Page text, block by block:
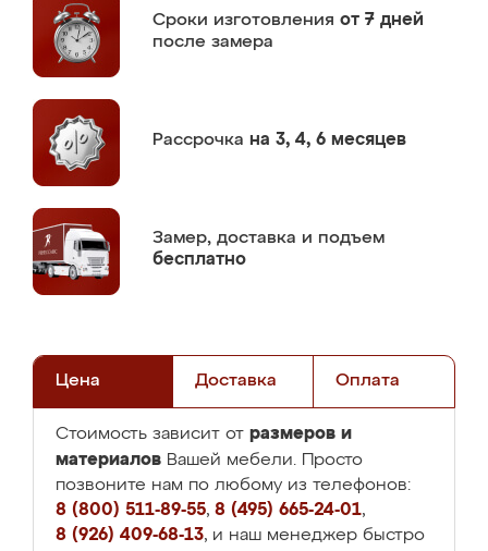
Сроки изготовления от 7 дней
после замера
Рассрочка на 3, 4, 6 месяцев
Замер, доставка и подъем
бесплатно
Цена Доставка Оплата
Стоимость зависит от размеров и
материалов Вашей мебели. Просто
позвоните нам по любому из телефонов:
8 (800) 511-89-55, 8 (495) 665-24-01,
8 (926) 409-68-13, и наш менеджер быстро